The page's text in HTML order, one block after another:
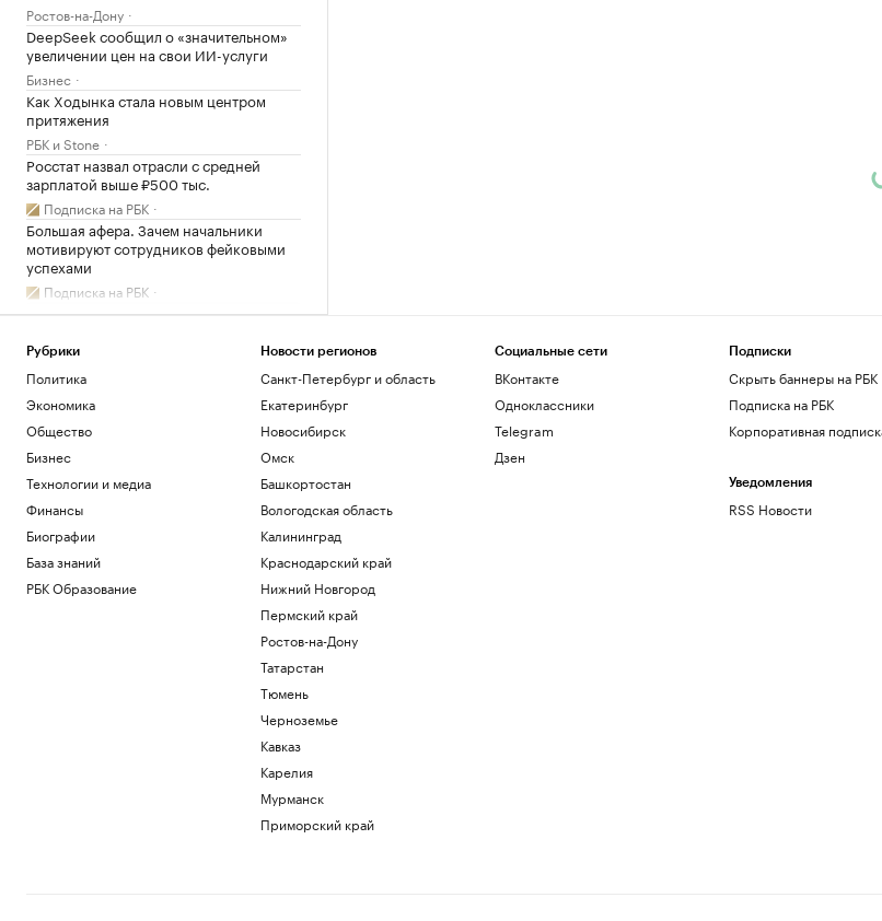
Ростов-на-Дону
DeepSeek сообщил о «значительном»
увеличении цен на свои ИИ-услуги
Бизнес
Как Ходынка стала новым центром
притяжения
РБК и Stone
Росстат назвал отрасли с средней
зарплатой выше ₽500 тыс.
Подписка на РБК
Большая афера. Зачем начальники
мотивируют сотрудников фейковыми
успехами
Подписка на РБК
Рубрики
Политика
Экономика
Общество
Бизнес
Технологии и медиа
Финансы
Биографии
База знаний
РБК Образование
Новости регионов
Санкт-Петербург и область
Екатеринбург
Новосибирск
Омск
Башкортостан
Вологодская область
Калининград
Краснодарский край
Нижний Новгород
Пермский край
Ростов-на-Дону
Татарстан
Тюмень
Черноземье
Кавказ
Карелия
Мурманск
Приморский край
Социальные сети
ВКонтакте
Одноклассники
Telegram
Дзен
Подписки
Скрыть баннеры на РБК
Подписка на РБК
Корпоративная
Уведомления
RSS Новости